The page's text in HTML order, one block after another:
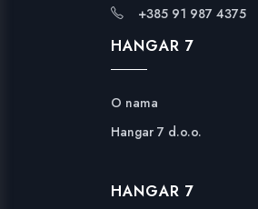
+385 91 987 4375
HANGAR 7
O nama
Hangar 7 d.o.o.
HANGAR 7